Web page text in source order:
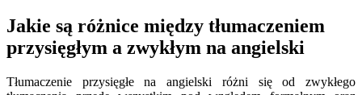
Jakie są różnice między tłumaczeniem
przysięgłym a zwykłym na angielski
Tłumaczenie przysięgłe na angielski różni się od zwykłego